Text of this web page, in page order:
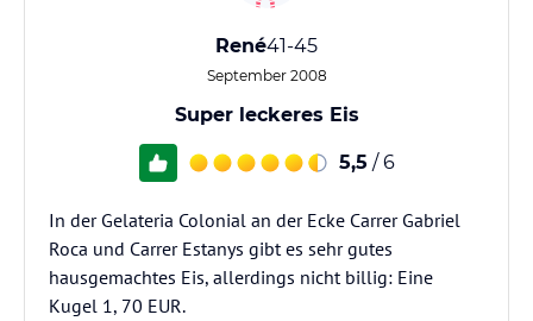
René41-45
September 2008
Super leckeres Eis
5,5 / 6
In der Gelateria Colonial an der Ecke Carrer Gabriel
Roca und Carrer Estanys gibt es sehr gutes
hausgemachtes Eis, allerdings nicht billig: Eine
Kugel 1, 70 EUR.